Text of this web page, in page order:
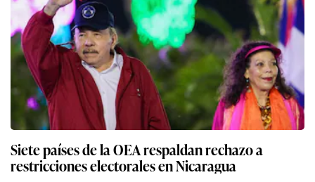
Siete países de la OEA respaldan rechazo a
restricciones electorales en Nicaragua